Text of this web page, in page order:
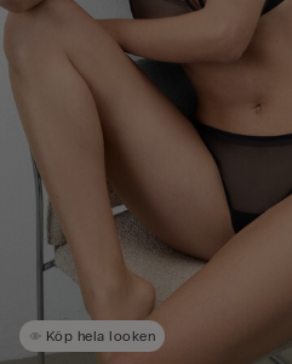
Köp hela looken